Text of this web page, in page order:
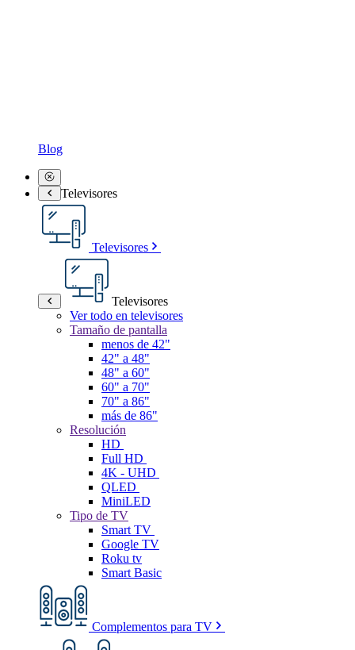
Blog
Televisores
Televisores
Televisores
Ver todo en televisores
Tamaño de pantalla
menos de 42"
42" a 48"
48" a 60"
60" a 70"
70" a 86"
más de 86"
Resolución
HD
Full HD
4K - UHD
QLED
MiniLED
Tipo de TV
Smart TV
Google TV
Roku tv
Smart Basic
Complementos para TV